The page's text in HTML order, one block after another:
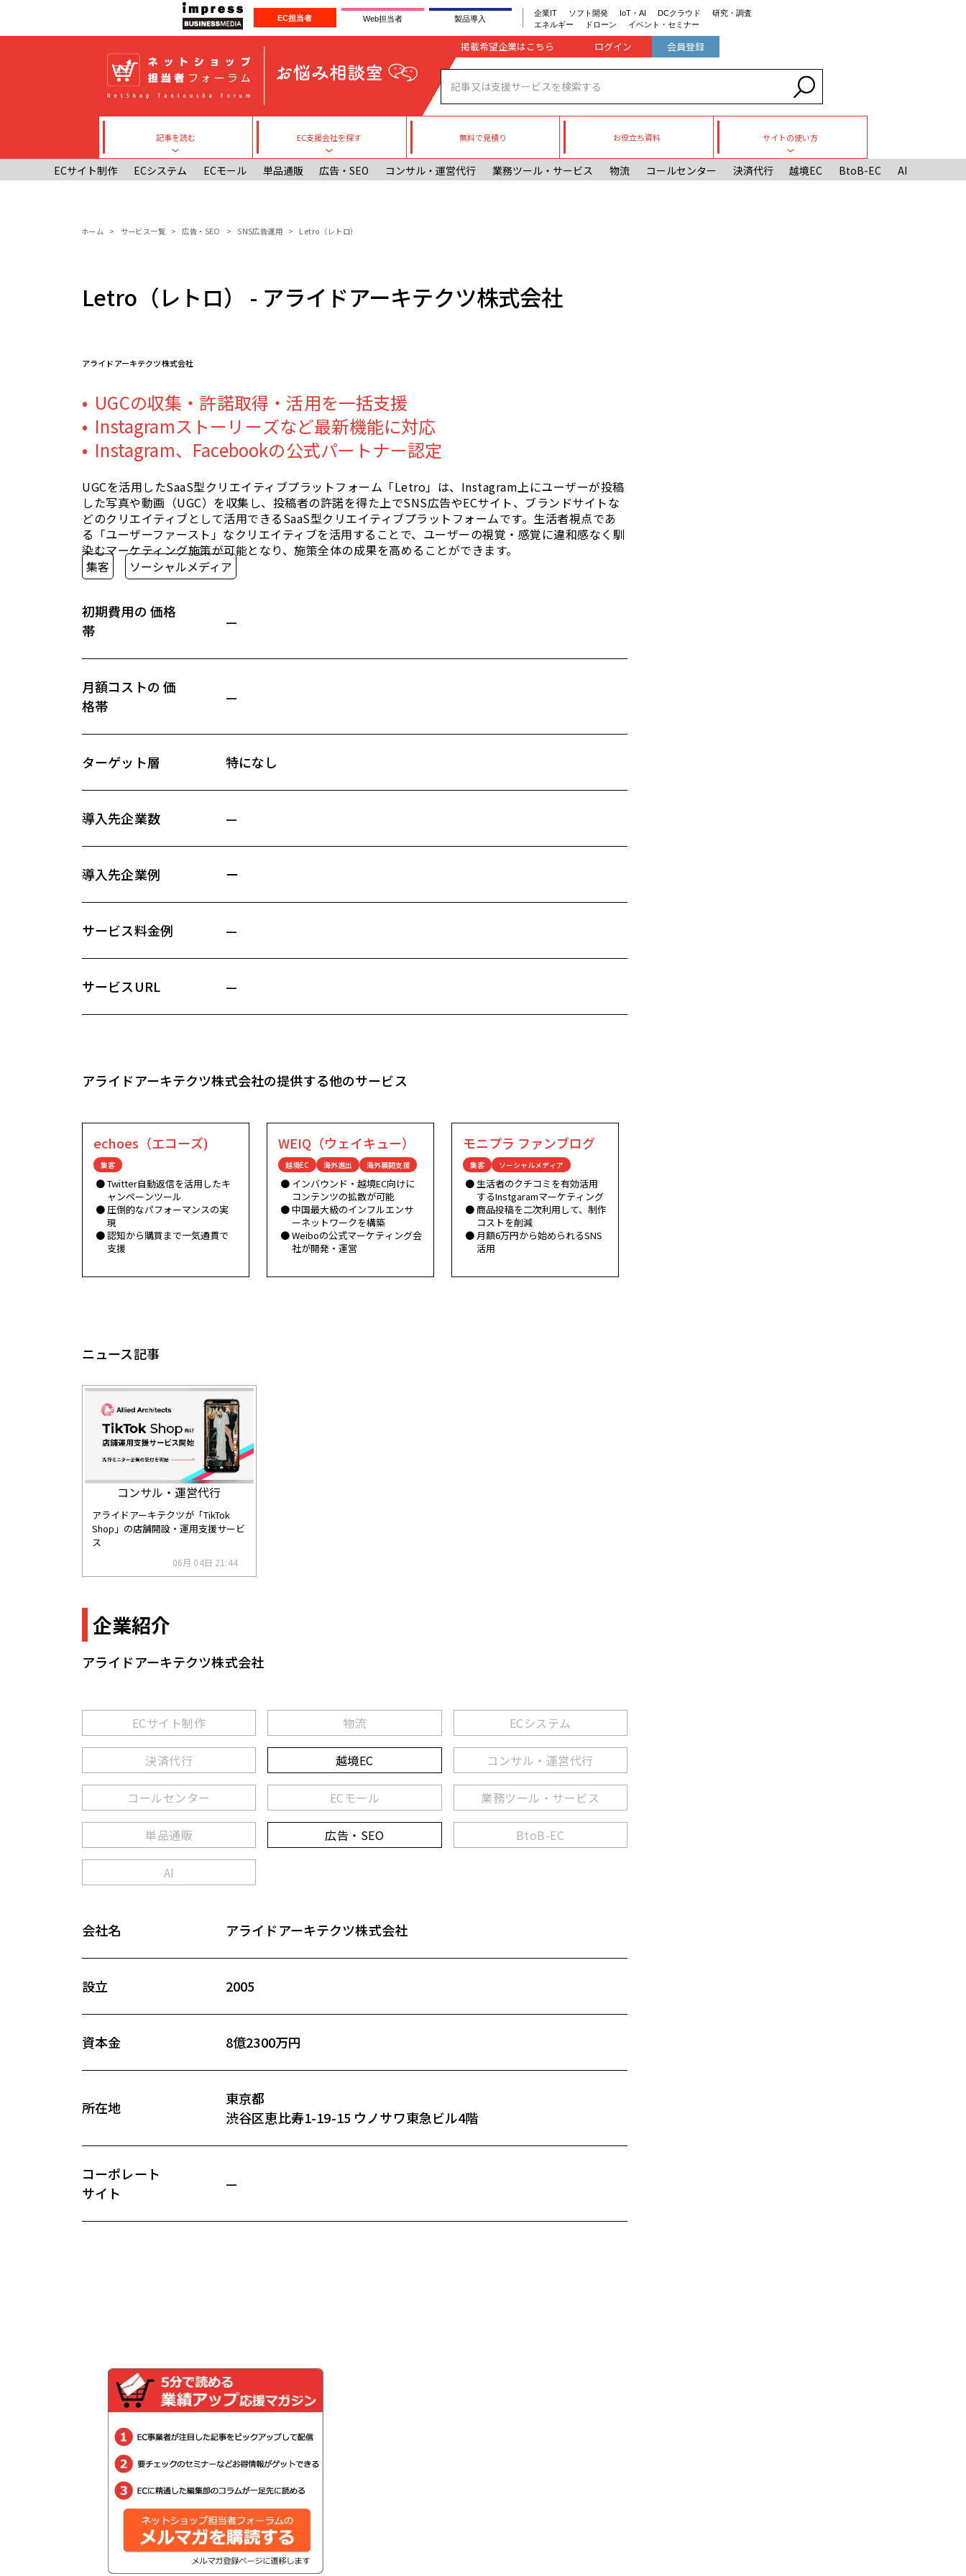
EC担当者 Web担当者 製品導入
企業IT ソフト開発 IoT・AI DCクラウド
研究・調査
エネルギー
ドローン イベント・セミナー
Company register
掲載希望企業はこちら 会員登録
記事を読む
Toggle submenu
EC支援会社を探す
Toggle submenu
無料で見積り お役立ち資料
サイトの使い方
Toggle submenu
ECサイト制作 ECシステム ECモール 単品通販 広告・SEO コンサル・運営代行 業務ツール・サービス 物流 コールセンター 決済代行 越境EC BtoB-EC AI
パンくず
ホーム サービス一覧 広告・SEO SNS広告運用 Letro（レトロ）
Letro（レトロ） - アライドアーキテクツ株式会社
アライドアーキテクツ株式会社
UGCの収集・許諾取得・活用を一括支援
Instagramストーリーズなど最新機能に対応
Instagram、Facebookの公式パートナー認定
UGCを活用したSaaS型クリエイティブプラットフォーム「Letro」は、Instagram上にユーザーが投稿
した写真や動画（UGC）を収集し、投稿者の許諾を得た上でSNS広告やECサイト、ブランドサイトな
どのクリエイティブとして活用できるSaaS型クリエイティブプラットフォームです。生活者視点であ
る「ユーザーファースト」なクリエイティブを活用することで、ユーザーの視覚・感覚に違和感なく馴
染むマーケティング施策が可能となり、施策全体の成果を高めることができます。
集客
ソーシャルメディア
初期費用の 価格
帯
—
月額コストの 価
格帯
—
ターゲット層 特になし
導入先企業数 —
導入先企業例 ー
サービス料金例 —
サービスURL —
アライドアーキテクツ株式会社の提供する他のサービス
echoes（エコーズ)
集客
Twitter自動返信を活用したキ
ャンペーンツール
圧倒的なパフォーマンスの実
現
認知から購買まで一気通貫で
支援
WEIQ（ウェイキュー）
越境EC 海外進出 海外展開支援
インバウンド・越境EC向けに
コンテンツの拡散が可能
中国最大級のインフルエンサ
ーネットワークを構築
Weiboの公式マーケティング会
社が開発・運営
モニプラ ファンブログ
集客 ソーシャルメディア
生活者のクチコミを有効活用
するInstgaramマーケティング
商品投稿を二次利用して、制作
コストを削減
月額6万円から始められるSNS
活用
ニュース記事
コンサル・運営代行
アライドアーキテクツが「TikTok
Shop」の店舗開設・運用支援サービ
ス
06月 04日 21:44
企業紹介
アライドアーキテクツ株式会社
ECサイト制作 物流 ECシステム
決済代行 越境EC コンサル・運営代行
コールセンター ECモール 業務ツール・サービス
単品通販 広告・SEO BtoB-EC
AI
会社名 アライドアーキテクツ株式会社
設立 2005
資本金 8億2300万円
所在地
東京都
渋谷区恵比寿1-19-15 ウノサワ東急ビル4階
コーポレート
サイト
—